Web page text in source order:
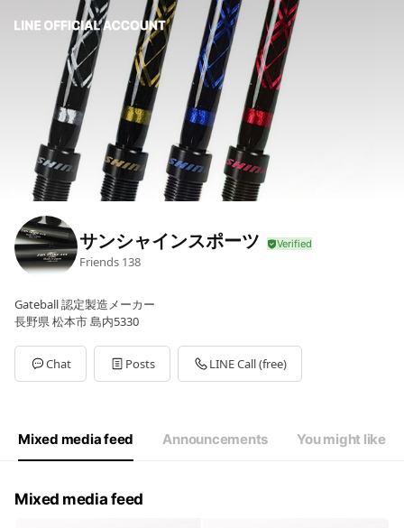
サンシャインスポーツ
Friends 138
Gateball 認定製造メーカー
長野県 松本市 島内5330
Chat Posts LINE Call (free)
Mixed media feed Announcements You might like
Mixed media feed